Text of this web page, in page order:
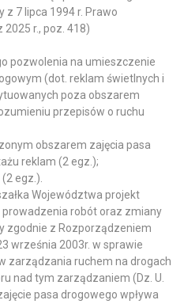
z 7 lipca 1994 r. Prawo
2025 r., poz. 418)
pozwolenia na umieszczenie
(dot. reklam świetlnych i
poza obszarem
przepisów o ruchu
obszarem zajęcia pasa
reklam (2 egz.);
egz.).
Województwa projekt
robót oraz zmiany
zgodnie z Rozporządzeniem
września 2003r. w sprawie
zarządzania ruchem na drogach
nad tym zarządzaniem (Dz. U.
pasa drogowego wpływa